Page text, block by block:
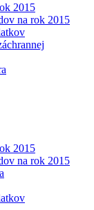
2015
na rok 2015
2015
na rok 2015